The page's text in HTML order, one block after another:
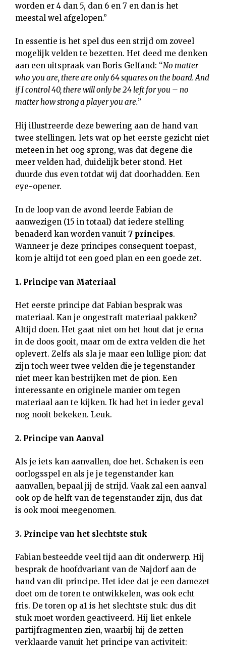
worden er 4 dan 5, dan 6 en 7 en dan is het
meestal wel afgelopen.”
In essentie is het spel dus een strijd om zoveel
mogelijk velden te bezetten. Het deed me denken
aan een uitspraak van Boris Gelfand: “No matter
who you are, there are only 64 squares on the board. And
if I control 40, there will only be 24 left for you – no
matter how strong a player you are.”
Hij illustreerde deze bewering aan de hand van
twee stellingen. Iets wat op het eerste gezicht niet
meteen in het oog sprong, was dat degene die
meer velden had, duidelijk beter stond. Het
duurde dus even totdat wij dat doorhadden. Een
eye-opener.
In de loop van de avond leerde Fabian de
aanwezigen (15 in totaal) dat iedere stelling
benaderd kan worden vanuit 7 principes.
Wanneer je deze principes consequent toepast,
kom je altijd tot een goed plan en een goede zet.
1. Principe van Materiaal
Het eerste principe dat Fabian besprak was
materiaal. Kan je ongestraft materiaal pakken?
Altijd doen. Het gaat niet om het hout dat je erna
in de doos gooit, maar om de extra velden die het
oplevert. Zelfs als sla je maar een lullige pion: dat
zijn toch weer twee velden die je tegenstander
niet meer kan bestrijken met de pion. Een
interessante en originele manier om tegen
materiaal aan te kijken. Ik had het in ieder geval
nog nooit bekeken. Leuk.
2. Principe van Aanval
Als je iets kan aanvallen, doe het. Schaken is een
oorlogsspel en als je je tegenstander kan
aanvallen, bepaal jij de strijd. Vaak zal een aanval
ook op de helft van de tegenstander zijn, dus dat
is ook mooi meegenomen.
3. Principe van het slechtste stuk
Fabian besteedde veel tijd aan dit onderwerp. Hij
besprak de hoofdvariant van de Najdorf aan de
hand van dit principe. Het idee dat je een damezet
doet om de toren te ontwikkelen, was ook echt
fris. De toren op a1 is het slechtste stuk: dus dit
stuk moet worden geactiveerd. Hij liet enkele
partijfragmenten zien, waarbij hij de zetten
verklaarde vanuit het principe van activiteit: